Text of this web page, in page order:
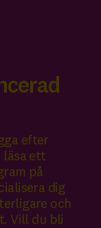
efter
läsa ett
på
dig
och
Vill du bli